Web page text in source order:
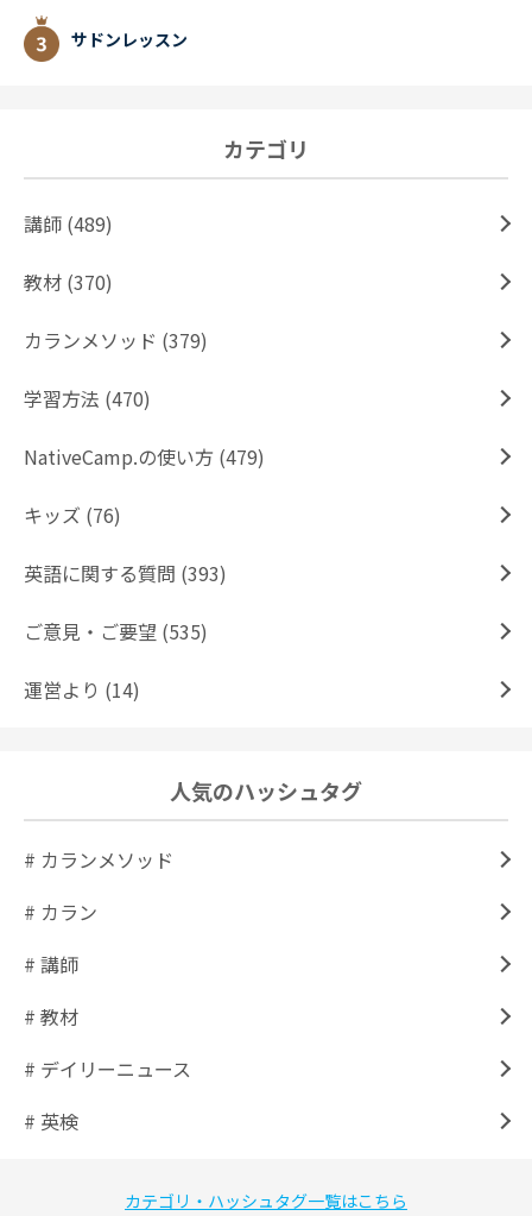
サドンレッスン
カテゴリ
講師 (489)
教材 (370)
カランメソッド (379)
学習方法 (470)
NativeCamp.の使い方 (479)
キッズ (76)
英語に関する質問 (393)
ご意見・ご要望 (535)
運営より (14)
人気のハッシュタグ
# カランメソッド
# カラン
# 講師
# 教材
# デイリーニュース
# 英検
カテゴリ・ハッシュタグ一覧はこちら